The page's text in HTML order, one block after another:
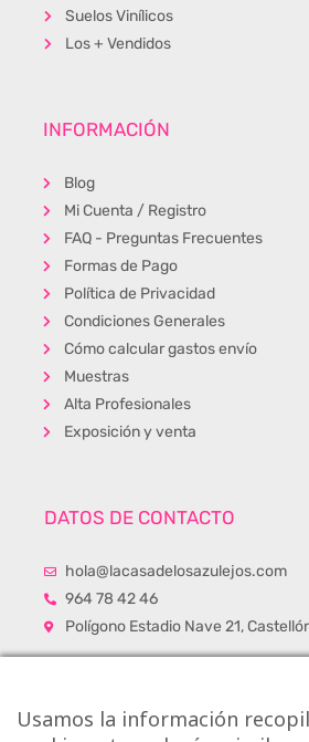
Suelos Vinílicos
Los + Vendidos
INFORMACIÓN
Blog
Mi Cuenta / Registro
FAQ - Preguntas Frecuentes
Formas de Pago
Política de Privacidad
Condiciones Generales
Cómo calcular gastos envío
Muestras
Alta Profesionales
Exposición y venta
DATOS DE CONTACTO
hola@lacasadelosazulejos.com
964 78 42 46
Polígono Estadio Nave 21,
Usamos la información